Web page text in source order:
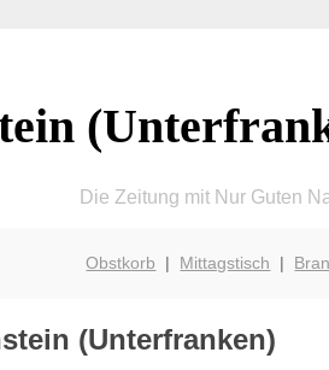
Die Zeitung mit Nur Guten
Obstkorb | Mittagstisch |
(Unterfranken)